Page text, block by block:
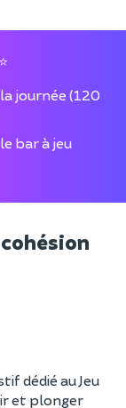
⭐
journée (120
bar à jeu
dédié au Jeu
et plonger